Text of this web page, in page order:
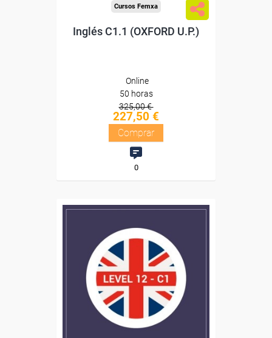
Cursos Femxa
Inglés C1.1 (OXFORD U.P.)
Online
50 horas
325,00 €
227,50 €
Comprar
0
Descuentos especiales
Sin requisitos de acceso
Diploma